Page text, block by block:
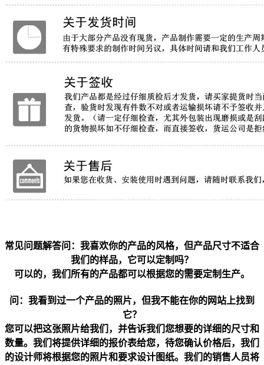
常见问题解答问：我喜欢你的产品的风格，但产品尺寸不适合
我们的样品，它可以定制吗？
可以的，我们所有的产品都可以根据您的需要定制生产。
问：我看到过一个产品的照片，但我不能在你的网站上找到
它？
您可以把这张照片给我们，并告诉我们您想要的详细的尺寸和
数量。我们将提供详细的报价表给您，待您确认价格后，我们
的设计师将根据您的照片和要求设计图纸。我们的销售人员将